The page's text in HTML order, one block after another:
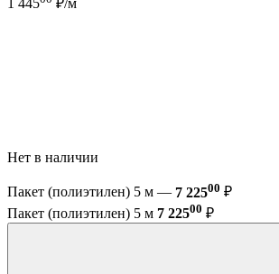
1 445 ₽/м
Нет в наличии
Пакет (полиэтилен) 5 м — 7 22500 ₽
Пакет (полиэтилен) 5 м 7 22500 ₽